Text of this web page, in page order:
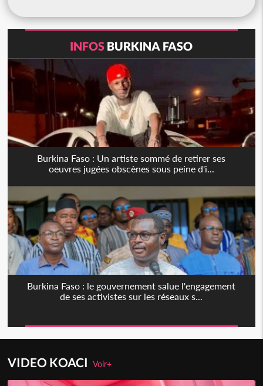
INFOS BURKINA FASO
Burkina Faso : Un artiste sommé de retirer ses
oeuvres jugées obscènes sous peine d'i...
Burkina Faso : le gouvernement salue l'engagement
de ses activistes sur les réseaux s...
VIDEO KOACIVoir+